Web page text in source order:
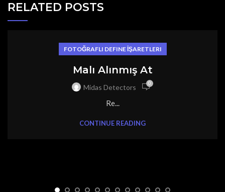
RELATED POSTS
FOTOĞRAFLI DEFINE İŞARETLERI
Malı Alınmış At
Midas Detectors 0
Re...
CONTINUE READING